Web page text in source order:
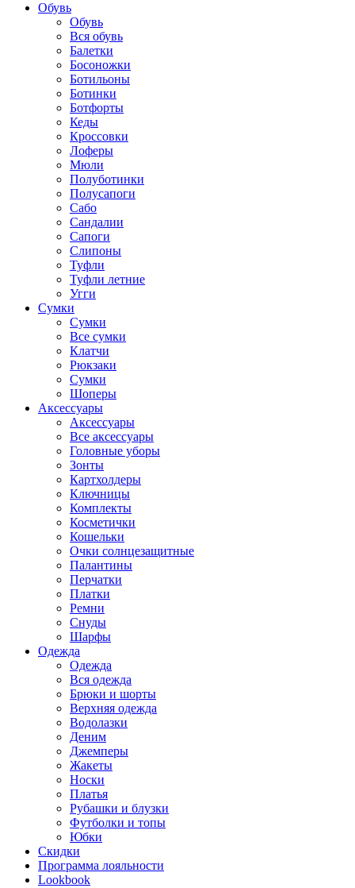
Обувь
Обувь
Вся обувь
Балетки
Босоножки
Ботильоны
Ботинки
Ботфорты
Кеды
Кроссовки
Лоферы
Мюли
Полуботинки
Полусапоги
Сабо
Сандалии
Сапоги
Слипоны
Туфли
Туфли летние
Угги
Сумки
Сумки
Все сумки
Клатчи
Рюкзаки
Сумки
Шоперы
Аксессуары
Аксессуары
Все аксессуары
Головные уборы
Зонты
Картхолдеры
Ключницы
Комплекты
Косметички
Кошельки
Очки солнцезащитные
Палантины
Перчатки
Платки
Ремни
Снуды
Шарфы
Одежда
Одежда
Вся одежда
Брюки и шорты
Верхняя одежда
Водолазки
Деним
Джемперы
Жакеты
Носки
Платья
Рубашки и блузки
Футболки и топы
Юбки
Скидки
Программа лояльности
Lookbook